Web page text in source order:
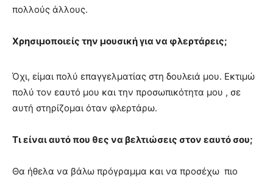
πολλούς άλλους.
Χρησιμοποιείς την μουσική για να φλερτάρεις;
Όχι, είμαι πολύ επαγγελματίας στη δουλειά μου. Εκτιμώ
πολύ τον εαυτό μου και την προσωπικότητα μου , σε
αυτή στηρίζομαι όταν φλερτάρω.
Τι είναι αυτό που θες να βελτιώσεις στον εαυτό σου;
Θα ήθελα να βάλω πρόγραμμα και να προσέχω πιο